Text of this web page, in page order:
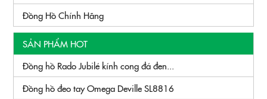
Đồng Hồ Chính Hãng
SẢN PHẨM HOT
Đồng hồ Rado Jubilé kính cong đá đen...
Đồng hồ đeo tay Omega Deville SL8816